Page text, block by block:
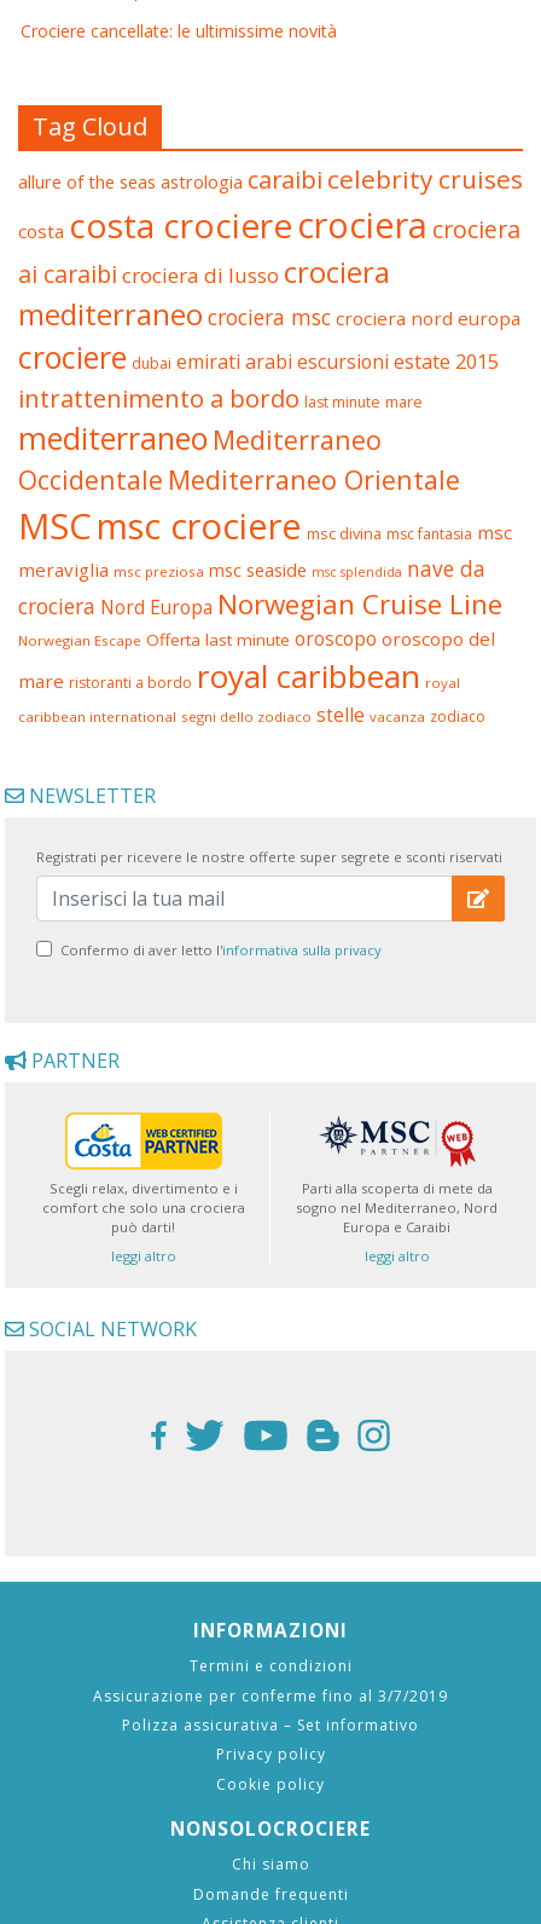
Crociere cancellate: le ultimissime novità
Tag Cloud
allure of the seas astrologia caraibi celebrity cruises
costa costa crocierecrociera crociera
ai caraibi crociera di lusso crociera
mediterraneo crociera msc crociera nord europa
crociere dubai emirati arabi escursioni estate 2015
intrattenimento a bordo last minute mare
mediterraneo Mediterraneo
Occidentale Mediterraneo Orientale
MSCmsc crociere msc divina msc fantasia msc
meraviglia msc preziosa msc seaside msc splendida nave da
crociera Nord Europa Norwegian Cruise Line
Norwegian Escape Offerta last minute oroscopo oroscopo del
mare ristoranti a bordo royal caribbean royal
caribbean international segni dello zodiaco stelle vacanza zodiaco
NEWSLETTER
Registrati per ricevere le nostre offerte super segrete e sconti riservati
Confermo di aver letto l'informativa sulla privacy
PARTNER
Scegli relax, divertimento e i
comfort che solo una crociera
può darti!
leggi altro
Parti alla scoperta di mete da
sogno nel Mediterraneo, Nord
Europa e Caraibi
leggi altro
SOCIAL NETWORK
INFORMAZIONI
Termini e condizioni
Assicurazione per conferme fino al 3/7/2019
Polizza assicurativa – Set informativo
Privacy policy
Cookie policy
NONSOLOCROCIERE
Chi siamo
Domande frequenti